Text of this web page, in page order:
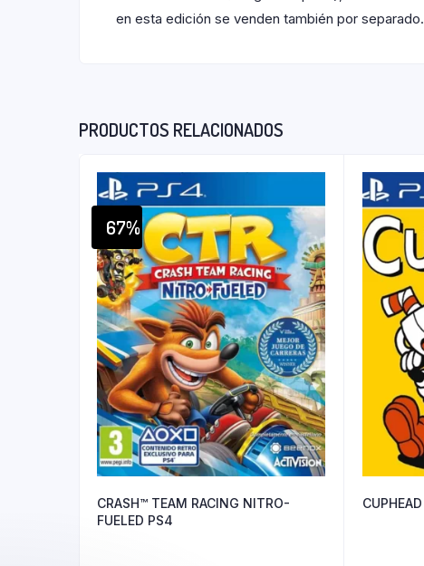
en esta edición se venden también por
PRODUCTOS RELACIONADOS
67%
CRASH™ TEAM RACING NITRO-
FUELED PS4